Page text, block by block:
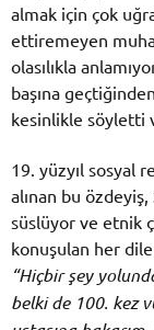
almak için çok
ettiremeyen
olasılıkla
başına
kesinlikle söyletti
19. yüzyıl sosyal
alınan bu özdeyiş,
süslüyor ve etnik
konuşulan her
“Hiçbir şey
belki de 100. kez